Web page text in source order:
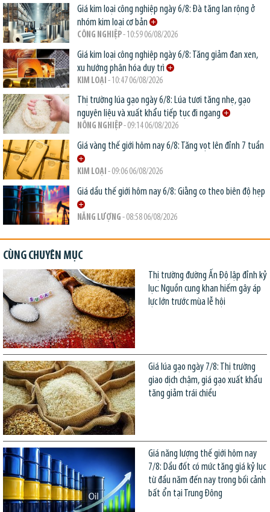
Giá kim loại công nghiệp ngày 6/8: Đà tăng lan rộng ở
nhóm kim loại cơ bản
CÔNG NGHIỆP- 10:59 06/08/2026
Giá kim loại công nghiệp ngày 6/8: Tăng giảm đan xen,
xu hướng phân hóa duy trì
KIM LOẠI - 10:47 06/08/2026
Thị trường lúa gạo ngày 6/8: Lúa tươi tăng nhẹ, gạo
nguyên liệu và xuất khẩu tiếp tục đi ngang
NÔNG NGHIỆP- 09:14 06/08/2026
Giá vàng thế giới hôm nay 6/8: Tăng vọt lên đỉnh 7 tuần
KIM LOẠI - 09:06 06/08/2026
Giá dầu thế giới hôm nay 6/8: Giằng co theo biên độ hẹp
NĂNG LƯỢNG - 08:58 06/08/2026
CÙNG CHUYÊN MỤC
Thị trường đường Ấn Độ lập đỉnh kỷ
lục: Nguồn cung khan hiếm gây áp
lực lớn trước mùa lễ hội
Giá lúa gạo ngày 7/8: Thị trường
giao dịch chậm, giá gạo xuất khẩu
tăng giảm trái chiều
Giá năng lượng thế giới hôm nay
7/8: Dầu đốt có mức tăng giá kỷ lục
từ đầu năm đến nay trong bối cảnh
bất ổn tại Trung Đông